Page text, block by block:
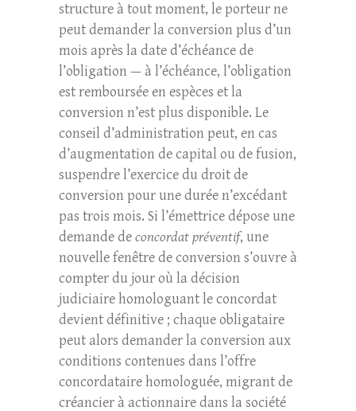
structure à tout moment, le porteur ne
peut demander la conversion plus d’un
mois après la date d’échéance de
l’obligation — à l’échéance, l’obligation
est remboursée en espèces et la
conversion n’est plus disponible. Le
conseil d’administration peut, en cas
d’augmentation de capital ou de fusion,
suspendre l’exercice du droit de
conversion pour une durée n’excédant
pas trois mois. Si l’émettrice dépose une
demande deconcordat préventif, une
nouvelle fenêtre de conversion s’ouvre à
compter du jour où la décision
judiciaire homologuant le concordat
devient définitive ; chaque obligataire
peut alors demander la conversion aux
conditions contenues dans l’offre
concordataire homologuée, migrant de
créancier à actionnaire dans la société